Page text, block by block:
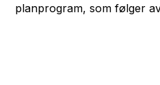
planprogram, som følger